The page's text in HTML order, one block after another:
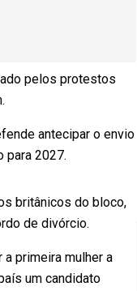
pelos protestos
antecipar o envio
para 2027.
britânicos do bloco,
de divórcio.
primeira mulher a
um candidato